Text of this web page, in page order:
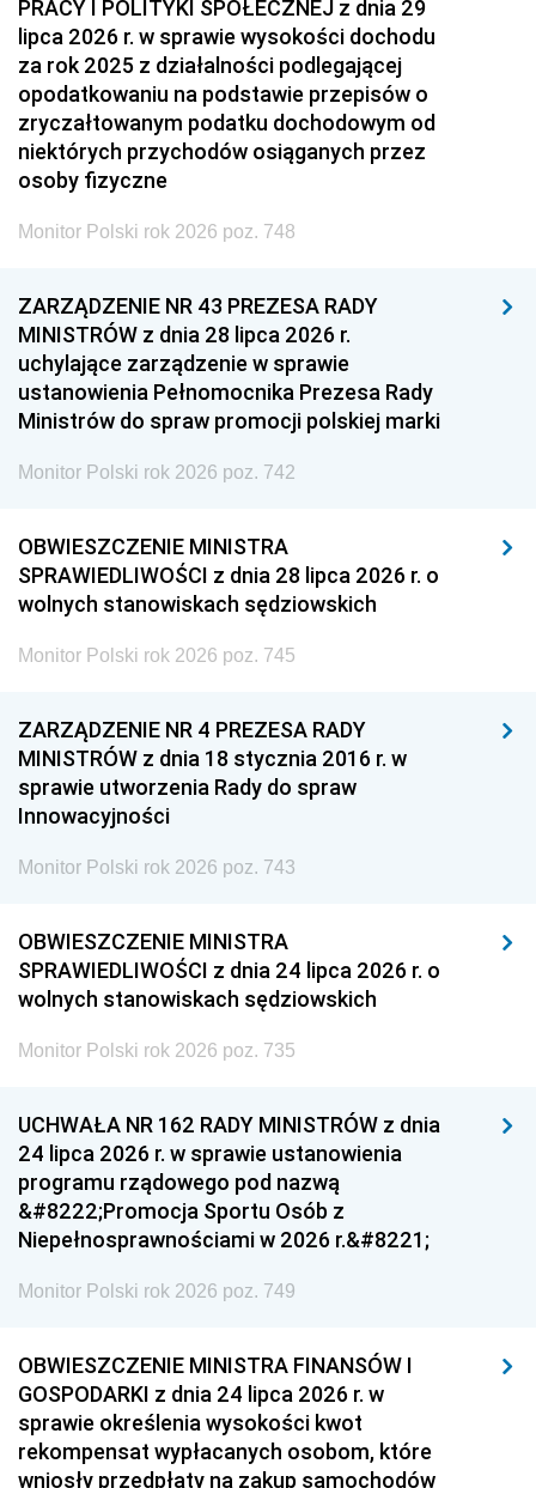
PRACY I POLITYKI SPOŁECZNEJ z dnia 29
lipca 2026 r. w sprawie wysokości dochodu
za rok 2025 z działalności podlegającej
opodatkowaniu na podstawie przepisów o
zryczałtowanym podatku dochodowym od
niektórych przychodów osiąganych przez
osoby fizyczne
Monitor Polski rok 2026 poz. 748
ZARZĄDZENIE NR 43 PREZESA RADY
MINISTRÓW z dnia 28 lipca 2026 r.
uchylające zarządzenie w sprawie
ustanowienia Pełnomocnika Prezesa Rady
Ministrów do spraw promocji polskiej marki
Monitor Polski rok 2026 poz. 742
OBWIESZCZENIE MINISTRA
SPRAWIEDLIWOŚCI z dnia 28 lipca 2026 r. o
wolnych stanowiskach sędziowskich
Monitor Polski rok 2026 poz. 745
ZARZĄDZENIE NR 4 PREZESA RADY
MINISTRÓW z dnia 18 stycznia 2016 r. w
sprawie utworzenia Rady do spraw
Innowacyjności
Monitor Polski rok 2026 poz. 743
OBWIESZCZENIE MINISTRA
SPRAWIEDLIWOŚCI z dnia 24 lipca 2026 r. o
wolnych stanowiskach sędziowskich
Monitor Polski rok 2026 poz. 735
UCHWAŁA NR 162 RADY MINISTRÓW z dnia
24 lipca 2026 r. w sprawie ustanowienia
programu rządowego pod nazwą
&#8222;Promocja Sportu Osób z
Niepełnosprawnościami w 2026 r.&#8221;
Monitor Polski rok 2026 poz. 749
OBWIESZCZENIE MINISTRA FINANSÓW I
GOSPODARKI z dnia 24 lipca 2026 r. w
sprawie określenia wysokości kwot
rekompensat wypłacanych osobom, które
wniosły przedpłaty na zakup samochodów